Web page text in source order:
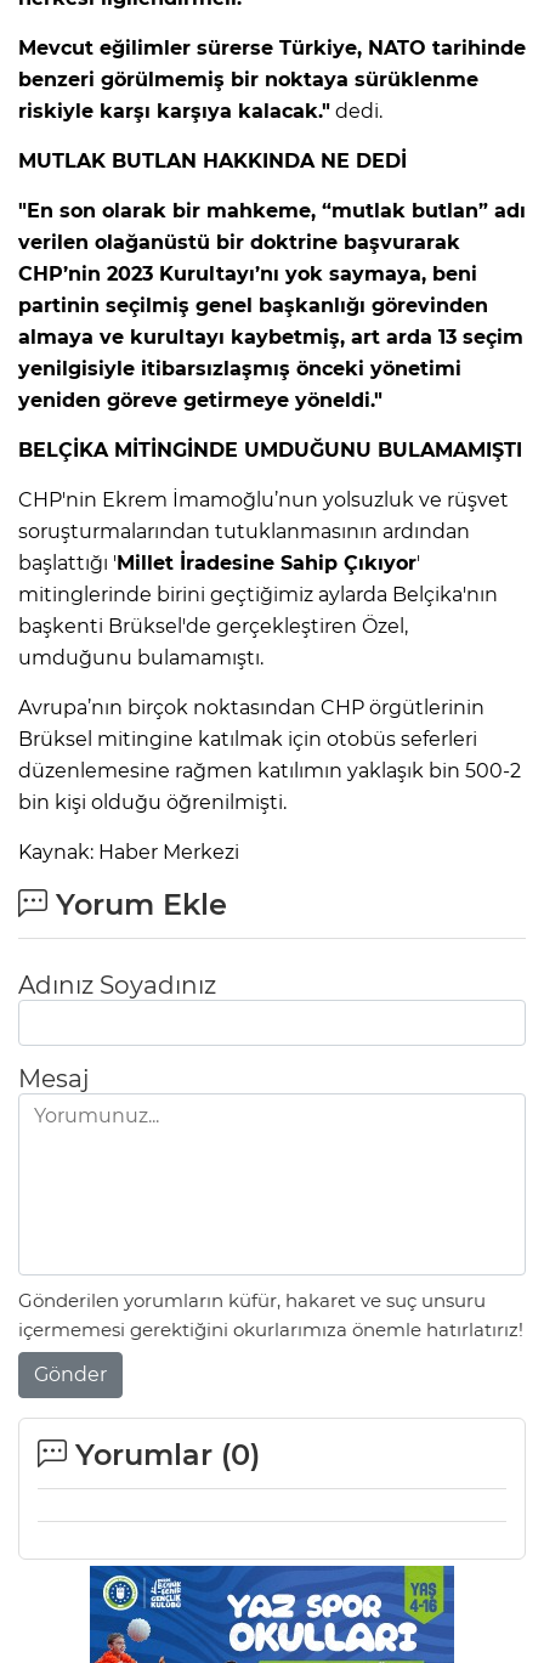
Mevcut eğilimler sürerse Türkiye, NATO tarihinde
benzeri görülmemiş bir noktaya sürüklenme
riskiyle karşı karşıya kalacak." dedi.
MUTLAK BUTLAN HAKKINDA NE DEDİ
"En son olarak bir mahkeme, “mutlak butlan” adı
verilen olağanüstü bir doktrine başvurarak
CHP’nin 2023 Kurultayı’nı yok saymaya, beni
partinin seçilmiş genel başkanlığı görevinden
almaya ve kurultayı kaybetmiş, art arda 13 seçim
yenilgisiyle itibarsızlaşmış önceki yönetimi
yeniden göreve getirmeye yöneldi."
BELÇİKA MİTİNGİNDE UMDUĞUNU BULAMAMIŞTI
CHP'nin Ekrem İmamoğlu’nun yolsuzluk ve rüşvet
soruşturmalarından tutuklanmasının ardından
başlattığı 'Millet İradesine Sahip Çıkıyor'
mitinglerinde birini geçtiğimiz aylarda Belçika'nın
başkenti Brüksel'de gerçekleştiren Özel,
umduğunu bulamamıştı.
Avrupa’nın birçok noktasından CHP örgütlerinin
Brüksel mitingine katılmak için otobüs seferleri
düzenlemesine rağmen katılımın yaklaşık bin 500-2
bin kişi olduğu öğrenilmişti.
Kaynak: Haber Merkezi
Yorum Ekle
Adınız Soyadınız
Mesaj
Gönderilen yorumların küfür, hakaret ve suç unsuru
içermemesi gerektiğini okurlarımıza önemle hatırlatırız!
Gönder
Yorumlar (0)